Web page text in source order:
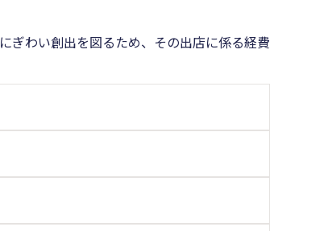
ぎわい創出を図るため、その出店に係る経費